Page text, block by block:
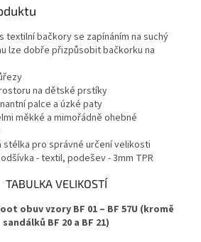
bačkory se zapínáním na suchý
lze dobře přizpůsobit bačkorku na
na dětské prstíky
palce a úzké paty
měkké a mimořádně ohebné
stélka pro správné určení velikosti
- textil, podešev - 3mm TPR
TABULKA VELIKOSTÍ
obuv vzory BF 01 – BF 57U (kromě
sandálků BF 20 a BF 21)